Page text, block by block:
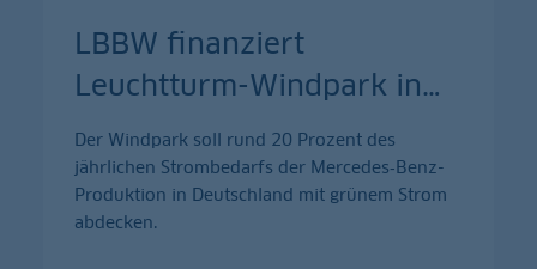
LBBW finanziert
Leuchtturm-Windpark in…
Der Windpark soll rund 20 Prozent des
jährlichen Strombedarfs der Mercedes‑Benz-
Produktion in Deutschland mit grünem Strom
abdecken.